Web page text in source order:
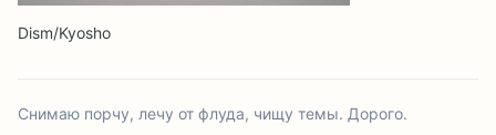
Dism/Kyosho
Снимаю порчу, лечу от флуда, чищу темы. Дорого.